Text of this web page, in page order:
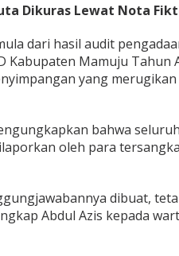
Dikuras Lewat Nota
dari hasil audit
Kabupaten Mamuju Tahun
yang
bahwa
oleh para
dibuat,
Abdul Azis kepada